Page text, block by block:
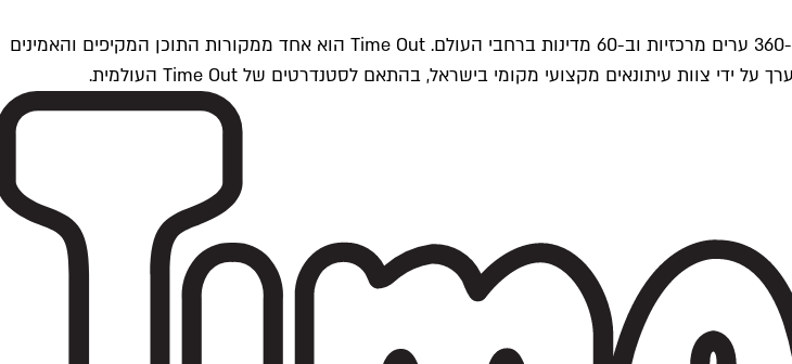
Time Outתל אביב הוא חלק מרשת Time Out Global — רשת מדיה בינלאומית הפועלת ב-360 ערים מרכזיות וב-60 מדינות ברחבי העולם. Time Out הוא אחד ממקורות התוכן המקיפים והאמינים